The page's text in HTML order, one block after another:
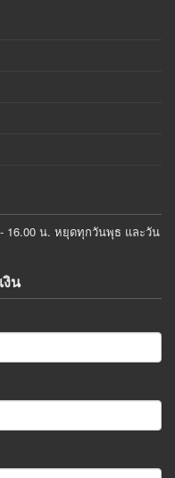
16.00 น. หยุดทุกวันพุธ และวัน
งิน